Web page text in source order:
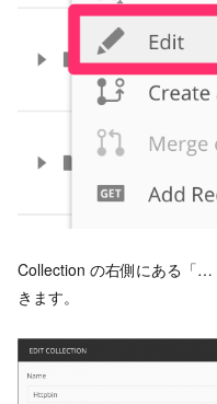
Collection の右側にある「…
きます。